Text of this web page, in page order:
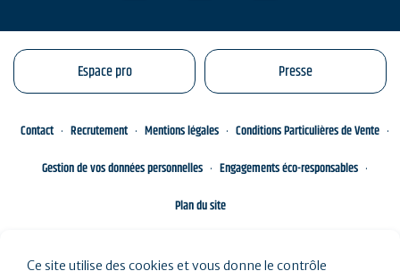
Espace pro Presse
Contact Recrutement Mentions légales
Conditions Particulières de Vente
Gestion de vos données personnelles
Engagements éco-responsables
Plan du site
Ce site utilise des cookies et vous donne le contrôle